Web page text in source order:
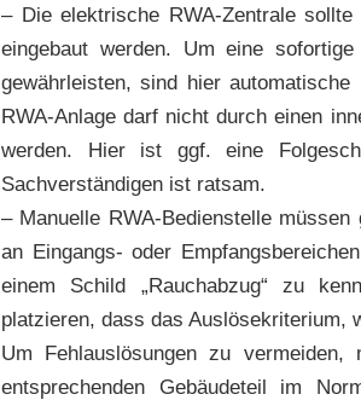
– Die elektrische RWA-Zentrale
eingebaut werden. Um eine
gewährleisten, sind hier
RWA-Anlage darf nicht durch einen
werden. Hier ist ggf. eine
Sachverständigen ist ratsam.
– Manuelle RWA-Bedienstelle
an Eingangs- oder
einem Schild „Rauchabzug“ zu
platzieren, dass das Auslösekriterium,
Um Fehlauslösungen zu
entsprechenden Gebäudeteil im